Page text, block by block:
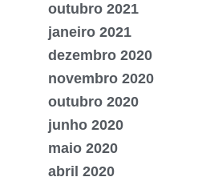
outubro 2021
janeiro 2021
dezembro 2020
novembro 2020
outubro 2020
junho 2020
maio 2020
abril 2020